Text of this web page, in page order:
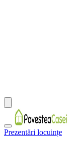
Prezentări locuințe